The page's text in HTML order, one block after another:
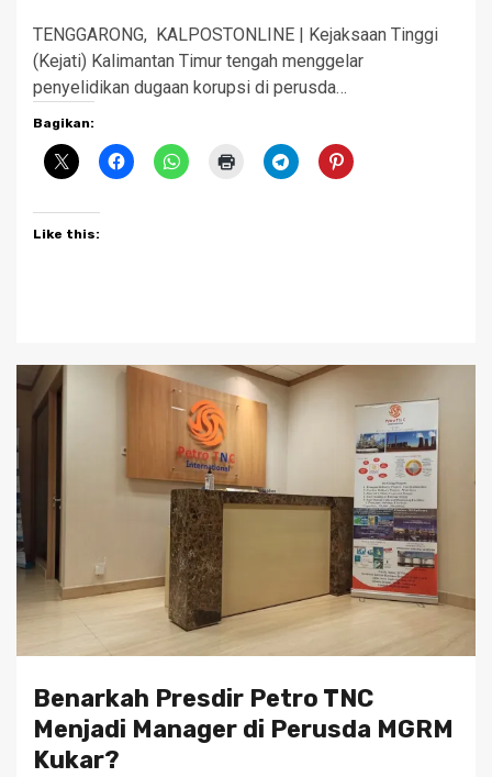
TENGGARONG, KALPOSTONLINE | Kejaksaan Tinggi
(Kejati) Kalimantan Timur tengah menggelar
penyelidikan dugaan korupsi di perusda…
Bagikan:
Like this:
Benarkah Presdir Petro TNC
Menjadi Manager di Perusda MGRM
Kukar?